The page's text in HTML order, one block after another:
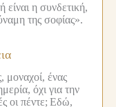
η συνδετική,
της σοφίας».
μοναχοί, ένας
όχι για την
οι πέντε; Εδώ,